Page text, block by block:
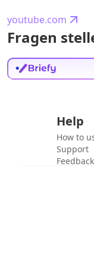
youtube.com
Fragen
Help
How to
Support
Feedback